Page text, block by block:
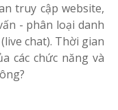
truy cập website,
- phân loại danh
chat). Thời gian
các chức năng và